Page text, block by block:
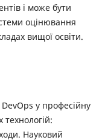
і може бути
оцінювання
вищої освіти.
у професійну
технологій:
Науковий